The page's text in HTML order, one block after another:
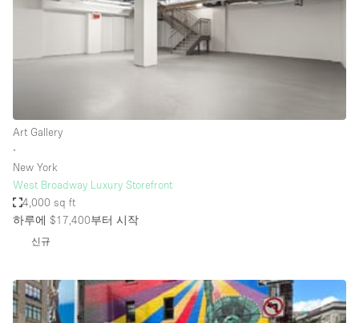
Haussmann Style
Kitchen
Liquor Licence
Office Equipment
Private Parking
Art Gallery
∙
New York
West Broadway Luxury Storefront
4,000 sq ft
하루에 $17,400부터 시작
신규